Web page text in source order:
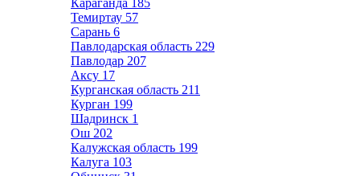
Караганда 185
Темиртау 57
Сарань 6
Павлодарская область 229
Павлодар 207
Аксу 17
Курганская область 211
Курган 199
Шадринск 1
Ош 202
Калужская область 199
Калуга 103